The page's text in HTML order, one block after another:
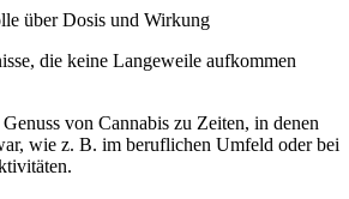
über Dosis und Wirkung
die keine Langeweile aufkommen
von Cannabis zu Zeiten, in denen
wie z. B. im beruflichen Umfeld oder bei